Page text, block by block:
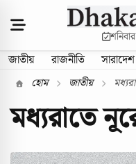
জাতীয় রাজনীতি সারাদেশ
হোম জাতীয়
মধ্যরাতে